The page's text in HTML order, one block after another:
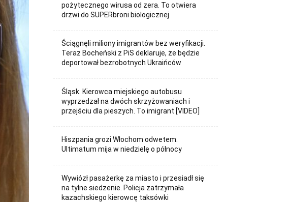
pożytecznego wirusa od zera. To otwiera
drzwi do SUPERbroni biologicznej
Ściągnęli miliony imigrantów bez weryfikacji.
Teraz Bocheński z PiS deklaruje, że będzie
deportował bezrobotnych Ukraińców
Śląsk. Kierowca miejskiego autobusu
wyprzedzał na dwóch skrzyżowaniach i
przejściu dla pieszych. To imigrant [VIDEO]
Hiszpania grozi Włochom odwetem.
Ultimatum mija w niedzielę o północy
Wywiózł pasażerkę za miasto i przesiadł się
na tylne siedzenie. Policja zatrzymała
kazachskiego kierowcę taksówki